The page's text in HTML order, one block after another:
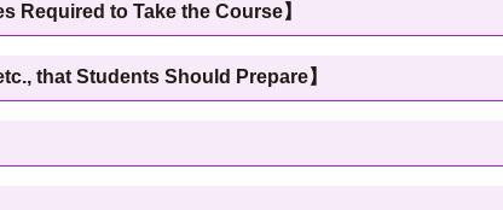
Required to Take the Course】
that Students Should Prepare】